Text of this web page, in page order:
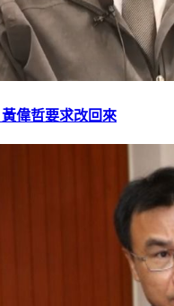
偉哲要求改回來